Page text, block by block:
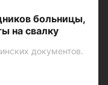
больницы,
на свалку
документов.